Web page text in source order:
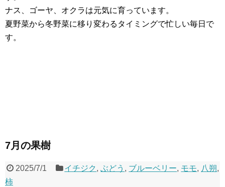
ナス、ゴーヤ、オクラは元気に育っています。
夏野菜から冬野菜に移り変わるタイミングで忙しい毎日で
す。
7月の果樹
2025/7/1 イチジク ,ぶどう , ブルーベリー, モモ, 八朔,
柿